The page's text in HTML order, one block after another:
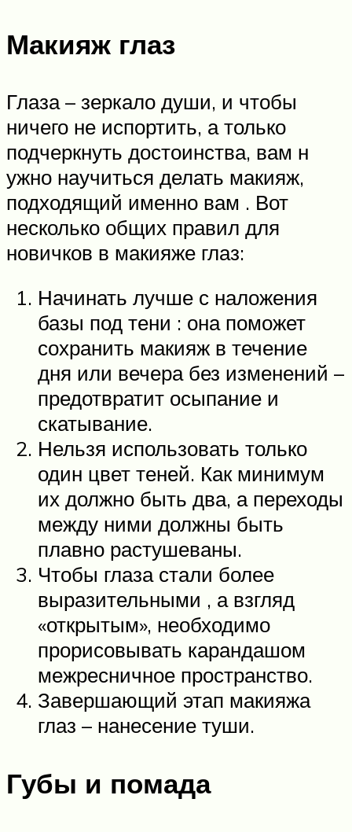
Макияж глаз
Глаза – зеркало души, и чтобы
ничего не испортить, а только
подчеркнуть достоинства, вам н
ужно научиться делать макияж,
подходящий именно вам . Вот
несколько общих правил для
новичков в макияже глаз:
Начинать лучше с наложения
базы под тени : она поможет
сохранить макияж в течение
дня или вечера без изменений –
предотвратит осыпание и
скатывание.
Нельзя использовать только
один цвет теней. Как минимум
их должно быть два, а переходы
между ними должны быть
плавно растушеваны.
Чтобы глаза стали более
выразительными , а взгляд
«открытым», необходимо
прорисовывать карандашом
межресничное пространство.
Завершающий этап макияжа
глаз – нанесение туши.
Губы и помада